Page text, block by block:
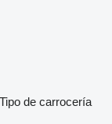
Tipo de carrocería